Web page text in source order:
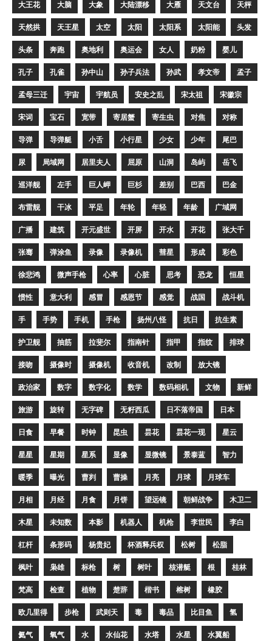
大王花 大脑 大象 大陆漂移 大雁 天文台 天枰
天然拱 天王星 太空 太阳 太阳系 太阳能 头发
头条 奔跑 奥地利 奥运会 女人 奶粉 婴儿
孔子 孔雀 孙中山 孙子兵法 孙武 孝文帝 孟子
孟母三迁 宇宙 宇航员 安史之乱 宋太祖 宋徽宗
宋词 宝石 宽带 寄居蟹 寄生虫 对焦 对称
导弹 导弹艇 小舌 小行星 少女 少年 尾巴
尿 局域网 居里夫人 屈原 山洞 岛屿 岳飞
巡洋舰 左手 巨人岬 巨杉 差别 巴西 巴金
布雷舰 干冰 平足 年轮 年轻 年龄 广域网
广播 建筑 开元盛世 开屏 开水 开花 张大千
张骞 弹涂鱼 录像 录像机 彗星 形成 彩色
徐悲鸿 微声手枪 心率 心脏 思考 恐龙 恒星
惯性 意大利 感冒 感恩节 感觉 战国 战斗机
手 手势 手机 手枪 扬州八怪 抗日 抗生素
护卫舰 抽筋 拉斐尔 指南针 指甲 指纹 排球
接吻 摄像时 摄像机 收音机 改制 放大镜
政治家 数字 数字化 数学 数码相机 文物 新鲜
旅游 旋转 无字碑 无籽西瓜 日不落帝国 日本
日食 早餐 时钟 昆虫 昙花 昙花一现 星云
星星 星期 星系 显像 显微镜 景泰蓝 智力
暖季 曝光 曹刿 曹操 月亮 月球 月球车
月相 月经 月食 月饼 望远镜 朝鲜战争 木卫二
木星 未知数 本影 机器人 机枪 李世民 李白
杠杆 条形码 杨贵妃 杯酒释兵权 松树 松脂
枫叶 枭雄 标枪 树 树叶 核潜艇 根 桂林
梵高 检查 植物 楚辞 楷书 榕树 橡胶
欧几里得 步枪 武则天 毒 毒品 比目鱼 氢
氦气 氧气 水 水仙花 水塔 水星 水翼船